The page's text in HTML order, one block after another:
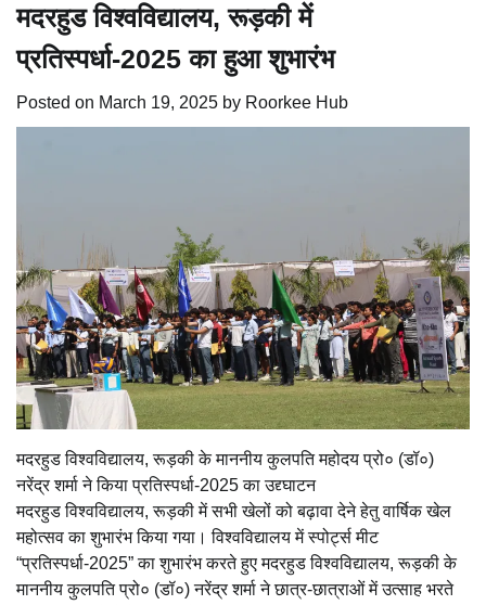
मदरहुड विश्वविद्यालय, रूड़की में
प्रतिस्पर्धा-2025 का हुआ शुभारंभ
Posted on March 19, 2025 by Roorkee Hub
मदरहुड विश्वविद्यालय, रूड़की के माननीय कुलपति महोदय प्रो० (डॉ०)
नरेंद्र शर्मा ने किया प्रतिस्पर्धा-2025 का उद्द्घाटन
मदरहुड विश्वविद्यालय, रूड़की में सभी खेलों को बढ़ावा देने हेतु वार्षिक खेल
महोत्सव का शुभारंभ किया गया। विश्वविद्यालय में स्पोर्ट्स मीट
“प्रतिस्पर्धा-2025” का शुभारंभ करते हुए मदरहुड विश्वविद्यालय, रूड़की के
माननीय कुलपति प्रो० (डॉ०) नरेंद्र शर्मा ने छात्र-छात्राओं में उत्साह भरते